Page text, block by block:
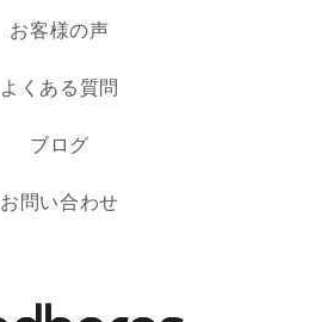
お客様の声
よくある質問
ブログ
お問い合わせ